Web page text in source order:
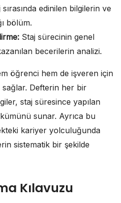
sırasında edinilen bilgilerin ve
bölüm.
Staj sürecinin genel
becerilerin analizi.
öğrenci hem de işveren için
sağlar. Defterin her bir
staj süresince yapılan
sunar. Ayrıca bu
kariyer yolculuğunda
sistematik bir şekilde
Kılavuzu